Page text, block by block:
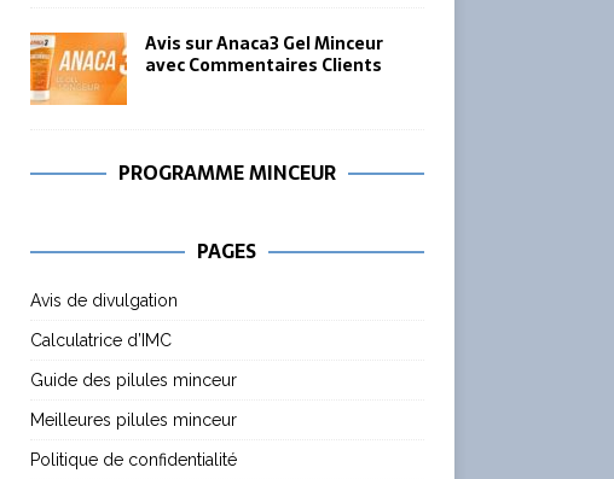
Avis sur Anaca3 Gel Minceur
avec Commentaires Clients
PROGRAMME MINCEUR
PAGES
Avis de divulgation
Calculatrice d’IMC
Guide des pilules minceur
Meilleures pilules minceur
Politique de confidentialité